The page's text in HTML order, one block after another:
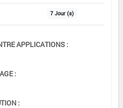
7 Jour (s)
APPLICATIONS :
:
: